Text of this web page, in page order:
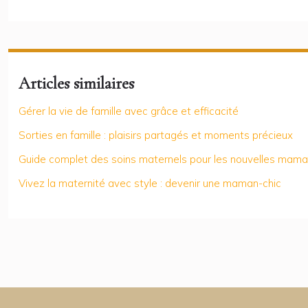
Articles similaires
Gérer la vie de famille avec grâce et efficacité
Sorties en famille : plaisirs partagés et moments précieux
Guide complet des soins maternels pour les nouvelles
Vivez la maternité avec style : devenir une maman-chic